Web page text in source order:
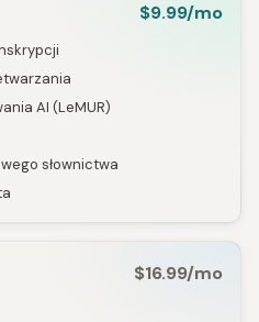
$9.99/mo
AI (LeMUR)
słownictwa
$16.99/mo